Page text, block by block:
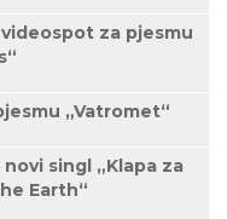
za pjesmu
„Vatromet“
singl „Klapa za
Earth“